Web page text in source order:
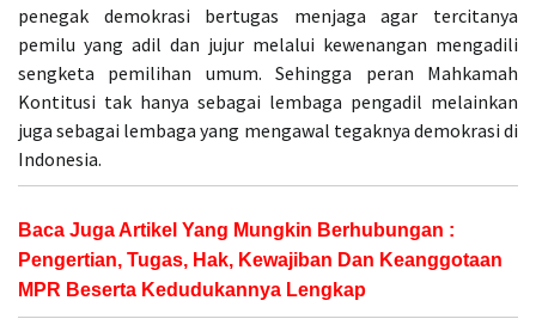
penegak demokrasi bertugas menjaga agar tercitanya
pemilu yang adil dan jujur melalui kewenangan mengadili
sengketa pemilihan umum. Sehingga peran Mahkamah
Kontitusi tak hanya sebagai lembaga pengadil melainkan
juga sebagai lembaga yang mengawal tegaknya demokrasi di
Indonesia.
Baca Juga Artikel Yang Mungkin Berhubungan :
Pengertian, Tugas, Hak, Kewajiban Dan Keanggotaan
MPR Beserta Kedudukannya Lengkap